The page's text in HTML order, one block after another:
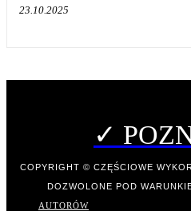
23.10.2025
✓
COPYRIGHT © CZĘŚCIOWE
DOZWOLONE POD
AUTORÓW